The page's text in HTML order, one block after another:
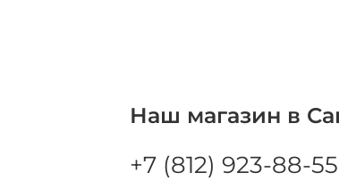
Наш магазин в
+7 (812) 923-88-55